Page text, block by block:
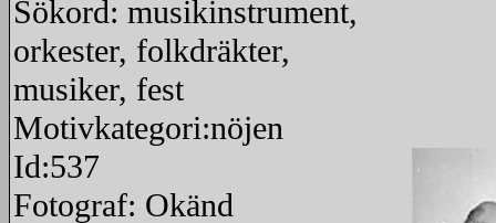
Sökord: musikinstrument,
orkester, folkdräkter,
musiker, fest
Motivkategori:nöjen
Id:537
Fotograf: Okänd